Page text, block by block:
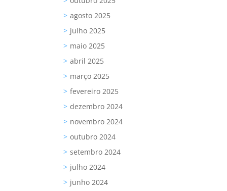
agosto 2025
julho 2025
maio 2025
abril 2025
março 2025
fevereiro 2025
dezembro 2024
novembro 2024
outubro 2024
setembro 2024
julho 2024
junho 2024